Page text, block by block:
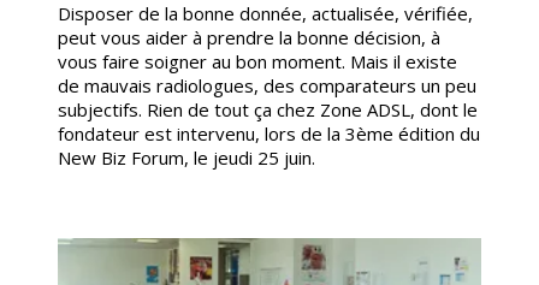
Disposer de la bonne donnée, actualisée, vérifiée,
peut vous aider à prendre la bonne décision, à
vous faire soigner au bon moment. Mais il existe
de mauvais radiologues, des comparateurs un peu
subjectifs. Rien de tout ça chez Zone ADSL, dont le
fondateur est intervenu, lors de la 3ème édition du
New Biz Forum, le jeudi 25 juin.